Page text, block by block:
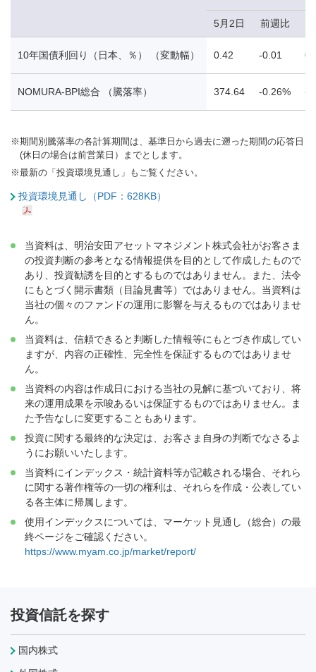
5月2日 前週比
10年国債利回り（日本、％） （変動幅） 0.42 -0.01
NOMURA-BPI総合 （騰落率） 374.64 -0.26% -
※期間別騰落率の各計算期間は、基準日から過去に遡った期間の応答日
(休日の場合は前営業日）までとします。
※最新の「投資環境見通し」もご覧ください。
投資環境見通し（PDF：628KB）
当資料は、明治安田アセットマネジメント株式会社がお客さま
の投資判断の参考となる情報提供を目的として作成したもので
あり、投資勧誘を目的とするものではありません。また、法令
にもとづく開示書類（目論見書等）ではありません。当資料は
当社の個々のファンドの運用に影響を与えるものではありませ
ん。
当資料は、信頼できると判断した情報等にもとづき作成してい
ますが、内容の正確性、完全性を保証するものではありませ
ん。
当資料の内容は作成日における当社の見解に基づいており、将
来の運用成果を示唆あるいは保証するものではありません。ま
た予告なしに変更することもあります。
投資に関する最終的な決定は、お客さま自身の判断でなさるよ
うにお願いいたします。
当資料にインデックス・統計資料等が記載される場合、それら
に関する著作権等の一切の権利は、それらを作成・公表してい
る各主体に帰属します。
使用インデックスについては、マーケット見通し（総合）の最
終ページをご確認ください。
https://www.myam.co.jp/market/report/
投資信託を探す
国内株式